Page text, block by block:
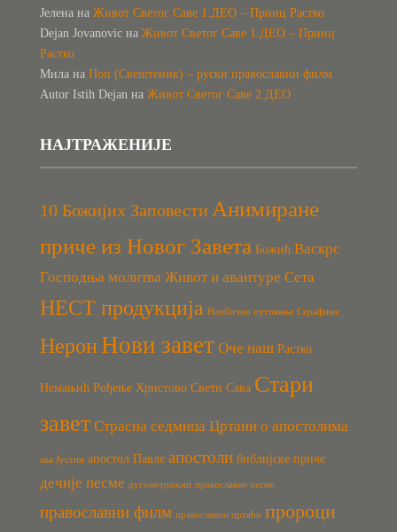
Јелена на Живот Светог Саве 1.ДЕО – Принц Растко
Dejan Jovanovicна Живот Светог Саве 1.ДЕО – Принц
Растко
Мила на Поп (Свештеник) – руски православни филм
Autor Istih Dejan на Живот Светог Саве 2.ДЕО
НАЈТРАЖЕНИЈЕ
10 Божијих Заповести Анимиране
приче из Новог Завета Божић Васкрс
Господња молитва Живот и авантуре Сета
НЕСТ продукција Необично путовање Серафиме
Нерон Нови завет Оче наш Растко
Немањић Рођење Христово Свети Сава Стари
завет Страсна седмица Цртани о апостолима
ава Јустин апостол Павле апостоли библијске приче
дечије песме дугометражни православне песме
православни филм православни цртаћи пророци